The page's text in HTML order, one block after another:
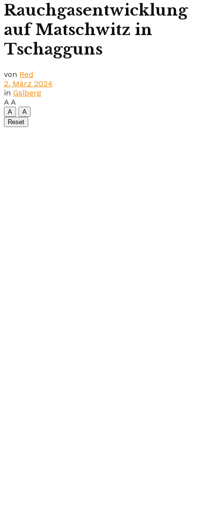
Rauchgasentwicklung
auf Matschwitz in
Tschagguns
von Red
2. März 2024
in Gsiberg
A A
A
A
Reset